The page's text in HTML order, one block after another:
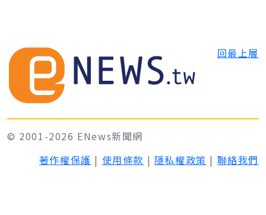
回最上層
© 2001-2026 ENews新聞網
著作權保護 | 使用條款 | 隱私權政策 | 聯絡我們